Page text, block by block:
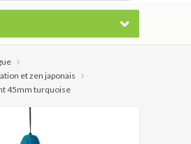
et zen japonais
45mm turquoise